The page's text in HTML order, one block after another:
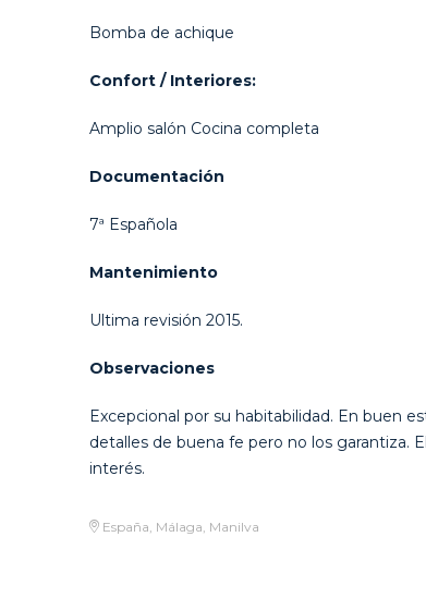
Bomba de achique
Confort / Interiores:
Amplio salón Cocina completa
Documentación
7ª Española
Mantenimiento
Ultima revisión 2015.
Observaciones
Excepcional por su habitabilidad. En buen
detalles de buena fe pero no los garantiza.
interés.
España, Málaga, Manilva